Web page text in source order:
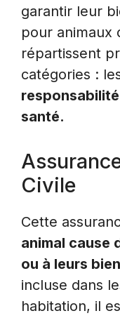
garantir leur
pour animaux
répartissent
catégories :
santé.
Civile
Cette
animal cause
ou à leurs
incluse dans
habitation, il